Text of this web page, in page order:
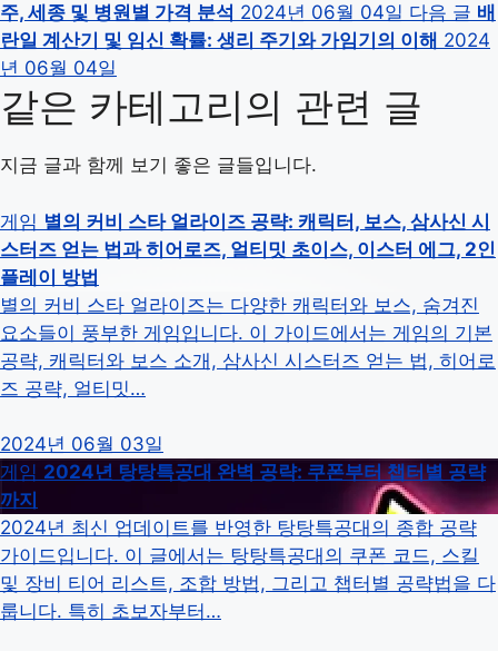
주, 세종 및 병원별 가격 분석 2024년 06월 04일 다음 글 배
란일 계산기 및 임신 확률: 생리 주기와 가임기의 이해 2024
년 06월 04일
같은 카테고리의 관련 글
지금 글과 함께 보기 좋은 글들입니다.
게임 별의 커비 스타 얼라이즈 공략: 캐릭터, 보스, 삼사신 시
스터즈 얻는 법과 히어로즈, 얼티밋 초이스, 이스터 에그, 2인
플레이 방법
별의 커비 스타 얼라이즈는 다양한 캐릭터와 보스, 숨겨진
요소들이 풍부한 게임입니다. 이 가이드에서는 게임의 기본
공략, 캐릭터와 보스 소개, 삼사신 시스터즈 얻는 법, 히어로
즈 공략, 얼티밋…
2024년 06월 03일
게임 2024년 탕탕특공대 완벽 공략: 쿠폰부터 챕터별 공략
까지
2024년 최신 업데이트를 반영한 탕탕특공대의 종합 공략
가이드입니다. 이 글에서는 탕탕특공대의 쿠폰 코드, 스킬
및 장비 티어 리스트, 조합 방법, 그리고 챕터별 공략법을 다
룹니다. 특히 초보자부터…